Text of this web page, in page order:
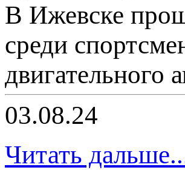
В Ижевске
среди
двигательного
03.08.24
Читать